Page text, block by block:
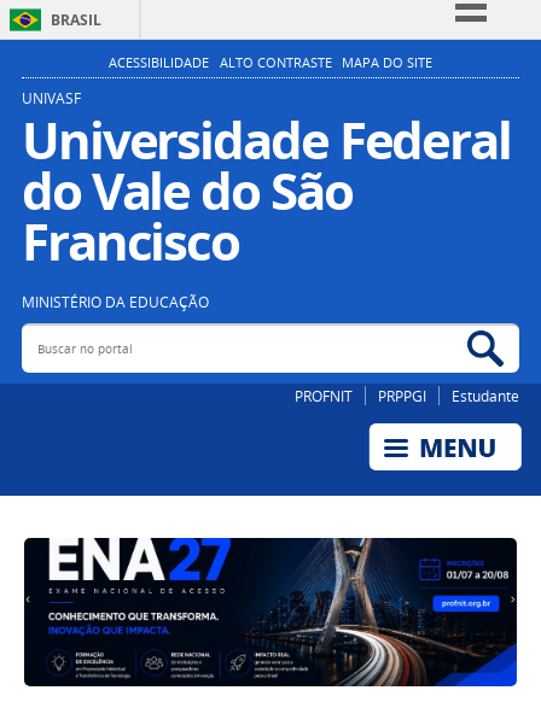
BRASIL
Simplifique!
Participe
Acesso à informação
Legislação
ACESSIBILIDADE ALTO CONTRASTE MAPA DO SITE
UNIVASF
Universidade Federal
do Vale do São
Francisco
MINISTÉRIO DA EDUCAÇÃO
Buscar no portal
PROFNIT PRPPGI Estudante